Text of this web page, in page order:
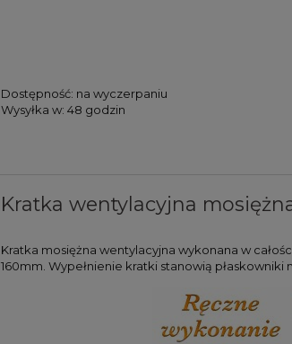
Dostępność: na wyczerpaniu
Wysyłka w: 48 godzin
Kratka wentylacyjna
Kratka mosiężna wentylacyjna wykonana w
160mm. Wypełnienie kratki stanowią